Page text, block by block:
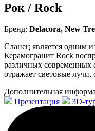
Рок / Rock
Бренд: Delacora, New
Сланец является одним
Керамогранит Rock
различных современных
отражает световые лучи,
Дополнительная
Презентация
3D-